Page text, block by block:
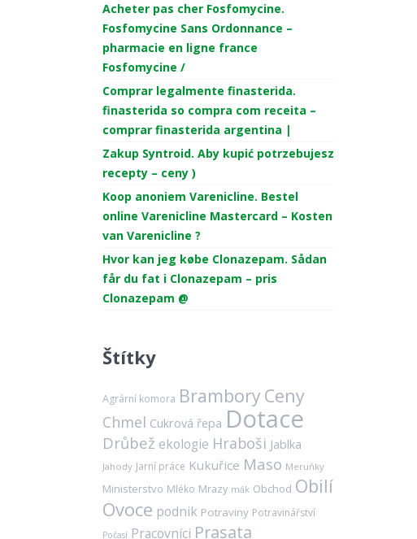
Acheter pas cher Fosfomycine.
Fosfomycine Sans Ordonnance –
pharmacie en ligne france
Fosfomycine /
Comprar legalmente finasterida.
finasterida so compra com receita –
comprar finasterida argentina |
Zakup Syntroid. Aby kupić potrzebujesz
recepty – ceny )
Koop anoniem Varenicline. Bestel
online Varenicline Mastercard – Kosten
van Varenicline ?
Hvor kan jeg købe Clonazepam. Sådan
får du fat i Clonazepam – pris
Clonazepam @
Štítky
Agrární komora Brambory Ceny
Chmel Cukrová řepa Dotace
Drůbež ekologie Hraboši Jablka
Jahody Jarní práce Kukuřice Maso Meruňky
Ministerstvo Mléko Mrazy mák Obchod Obilí
Ovoce podnik Potraviny Potravinářství
Počasí Pracovníci Prasata